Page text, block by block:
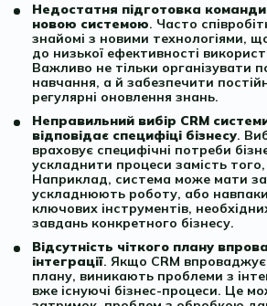
Недостатня підготовка
новою системою. Часто
знайомі з новими технологіями,
до низької ефективності
Важливо не тільки організувати
навчання, а й забезпечити
регулярні оновлення знань.
Неправильний вибір CRM
відповідає специфіці бізнесу.
враховує специфічні потреби
ускладнити процеси замість
Наприклад, система може мати
ускладнюють роботу, або
ключових інструментів,
завдань конкретного бізнесу.
Відсутність чіткого плану
інтеграції. Якщо CRM
плану, виникають проблеми з
вже існуючі бізнес-процеси. Це